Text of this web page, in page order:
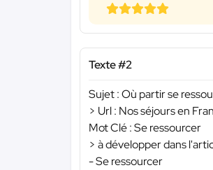
Texte #2
Sujet : Où partir se
> Url : Nos séjours en
Mot Clé : Se ressourcer
> à développer dans
- Se ressourcer